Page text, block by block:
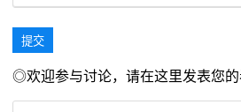
◎欢迎参与讨论，请在这里发表您的